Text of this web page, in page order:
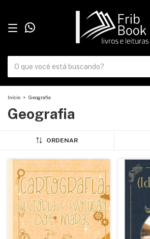
Início > Geografia
Geografia
ORDENAR